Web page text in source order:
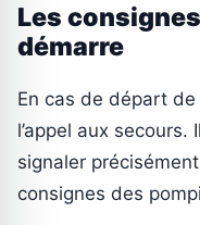
Les
démarre
En cas de départ
l’appel aux secours.
signaler
consignes des